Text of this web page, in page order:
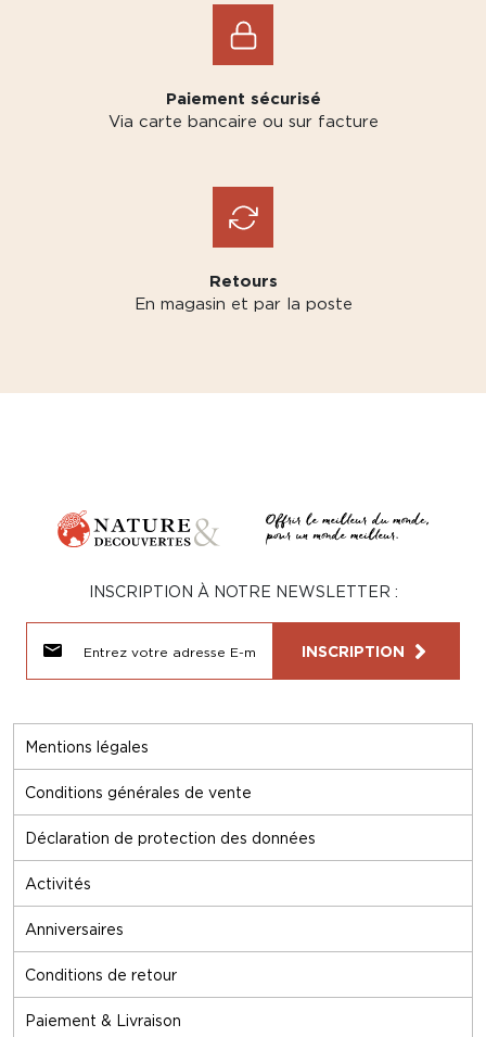
Paiement sécurisé
Via carte bancaire ou sur facture
Retours
En magasin et par la poste
Mentions légales
Conditions générales de vente
Déclaration de protection des données
Activités
Anniversaires
Conditions de retour
Paiement & Livraison
INSCRIPTION À NOTRE NEWSLETTER :
INSCRIPTION